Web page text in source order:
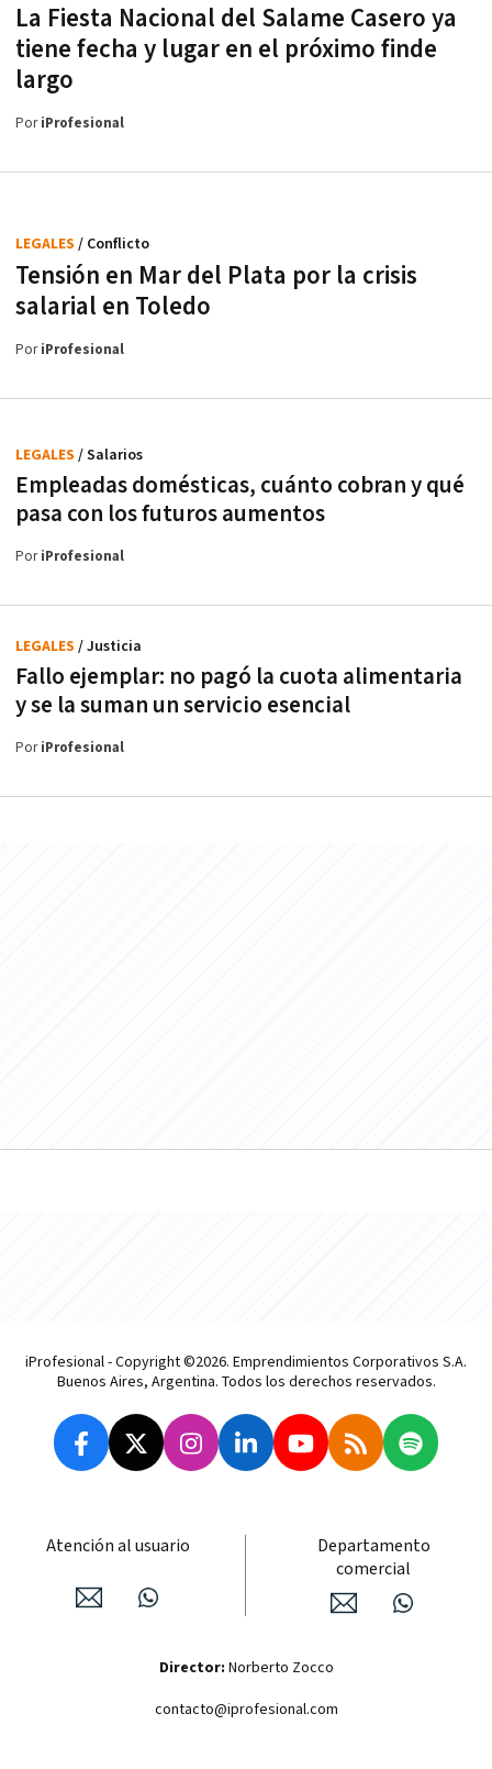
La Fiesta Nacional del Salame Casero ya
tiene fecha y lugar en el próximo finde
largo
PoriProfesional
Tensión en Mar del Plata por la crisis
salarial en Toledo
LEGALES / Conflicto
PoriProfesional
Empleadas domésticas, cuánto cobran y qué
pasa con los futuros aumentos
LEGALES / Salarios
PoriProfesional
Fallo ejemplar: no pagó la cuota alimentaria
y se la suman un servicio esencial
LEGALES / Justicia
PoriProfesional
iProfesional - Copyright ©2026. Emprendimientos Corporativos S.A.
Buenos Aires, Argentina. Todos los derechos reservados.
Atención al usuario
Departamento
comercial
Director: Norberto Zocco
contacto@iprofesional.com